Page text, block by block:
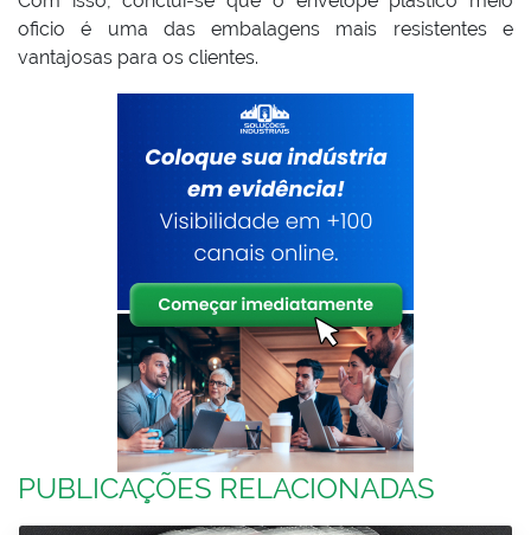
oficio é uma das embalagens mais resistentes e
vantajosas para os clientes.
PUBLICAÇÕES RELACIONADAS